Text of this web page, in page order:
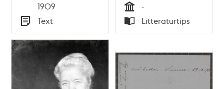
1909
Typ
Text Tid
-
Typ
Litteraturtips